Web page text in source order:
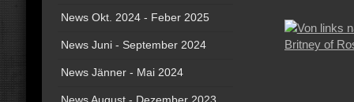
News Okt. 2024 - Feber 2025
News Juni - September 2024
News Jänner - Mai 2024